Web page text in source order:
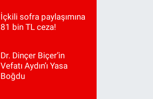
İçkili sofra paylaşımına
81 bin TL ceza!
Dr. Dinçer Biçer’in
Vefatı Aydın’ı Yasa
Boğdu